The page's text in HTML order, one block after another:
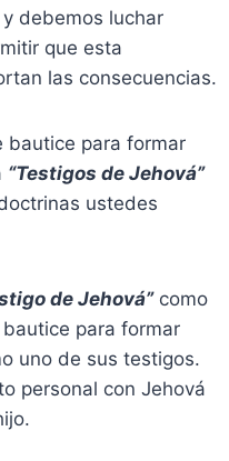
debemos luchar
que esta
las consecuencias.
bautice para formar
“Testigos de Jehová”
ustedes
de Jehová”como
para formar
uno de sus testigos.
personal con Jehová